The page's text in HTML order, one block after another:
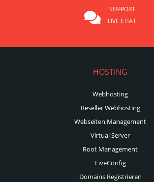
SUPPORT
LIVE CHAT
HOSTING
Webhosting
Reseller Webhosting
Webseiten Management
Virtual Server
Root Management
LiveConfig
Domains Registrieren